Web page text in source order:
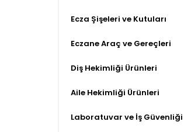
Ecza Şişeleri ve Kutuları
Eczane Araç ve Gereçleri
Diş Hekimliği Ürünleri
Aile Hekimliği Ürünleri
Laboratuvar ve İş Güvenliği